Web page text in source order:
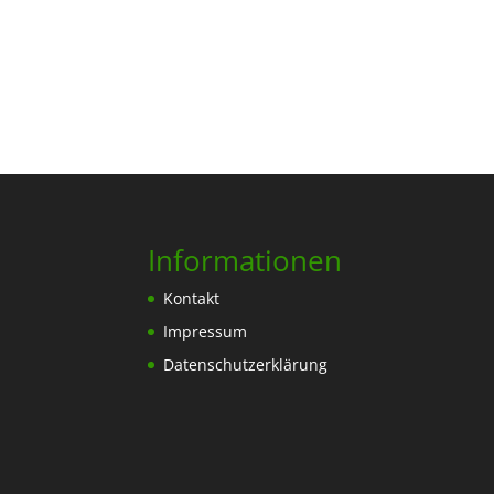
Informationen
Kontakt
Impressum
Datenschutzerklärung